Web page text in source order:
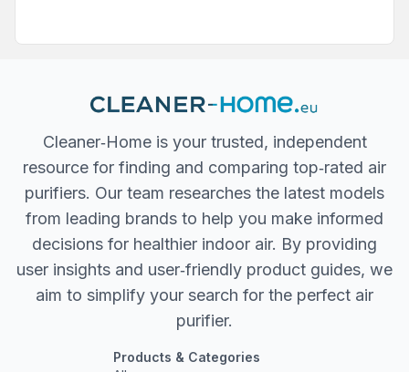
Cleaner‐Home is your trusted, independent
resource for finding and comparing top‐rated air
purifiers. Our team researches the latest models
from leading brands to help you make informed
decisions for healthier indoor air. By providing
user insights and user‐friendly product guides, we
aim to simplify your search for the perfect air
purifier.
Products & Categories